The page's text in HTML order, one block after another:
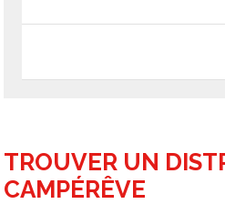
TROUVER UN
CAMPÉRÊVE